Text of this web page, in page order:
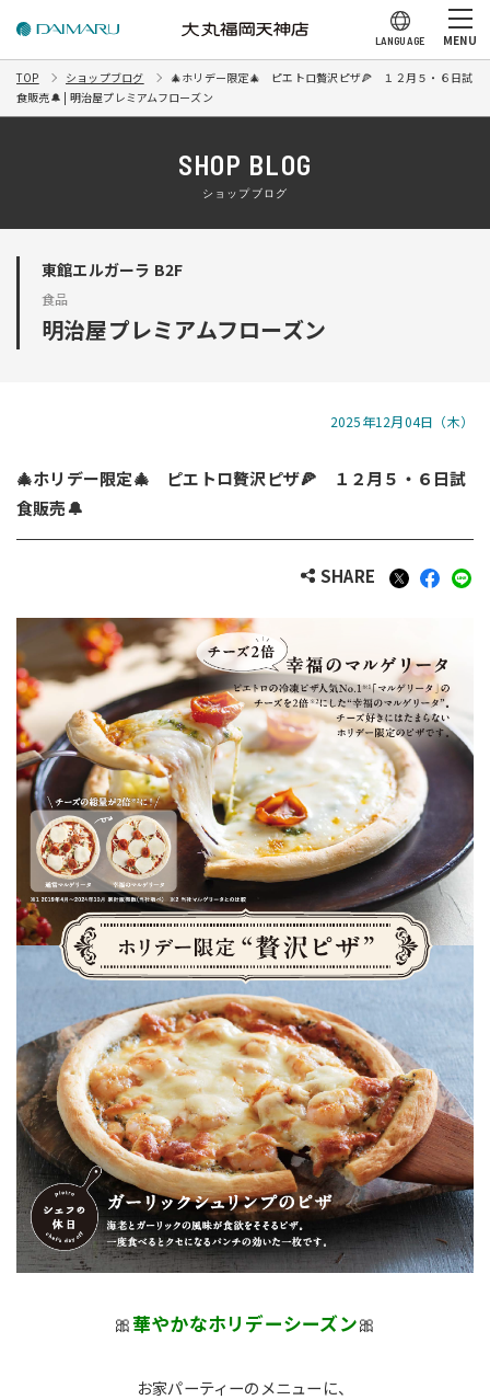
LANGUAGE MENU
TOP ショップブログ
🎄ホリデー限定🎄 ピエトロ贅沢ピザ🍕 １２月５・６日試
食販売🔔 | 明治屋プレミアムフローズン
SHOP BLOG
ショップブログ
東館エルガーラ B2F
食品
明治屋プレミアムフローズン
2025年12月04日（木）
🎄ホリデー限定🎄 ピエトロ贅沢ピザ🍕 １２月５・６日試
食販売🔔
SHARE
🎀華やかなホリデーシーズン🎀
お家パーティーのメニューに、